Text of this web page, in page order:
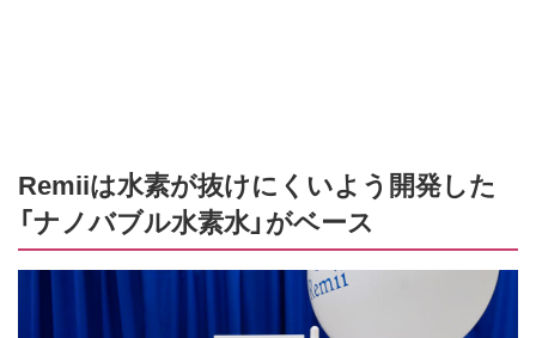
Remiiは水素が抜けにくいよう開発した
「ナノバブル水素水」がベース